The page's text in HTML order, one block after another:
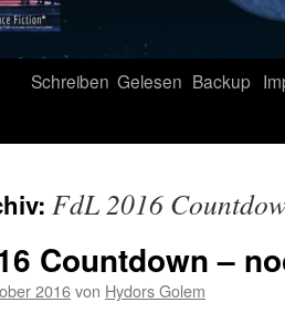
Schreiben Gelesen Backup
FdL 2016
Countdown –
2016von Hydors Golem